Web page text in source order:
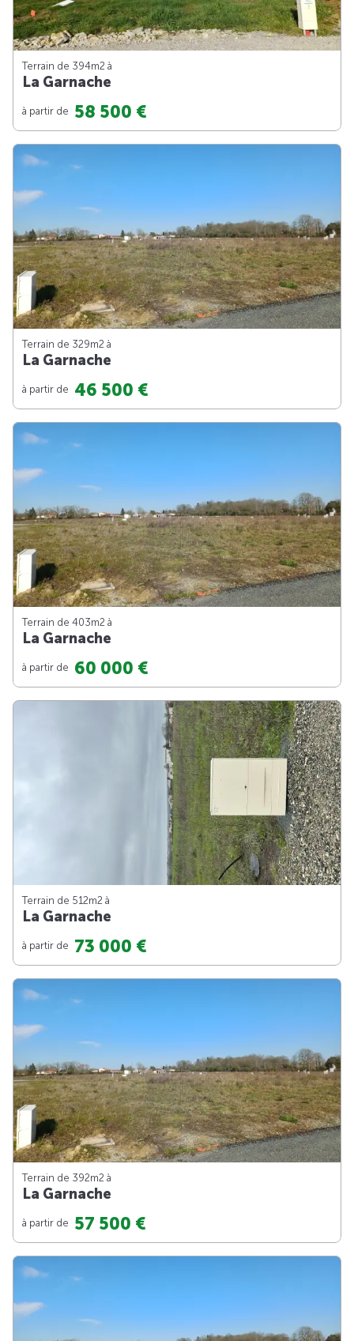
Terrain de 394m2 à
La Garnache
à partir de 58 500 €
Terrain de 329m2 à
La Garnache
à partir de 46 500 €
Terrain de 403m2 à
La Garnache
à partir de 60 000 €
Terrain de 512m2 à
La Garnache
à partir de 73 000 €
Terrain de 392m2 à
La Garnache
à partir de 57 500 €